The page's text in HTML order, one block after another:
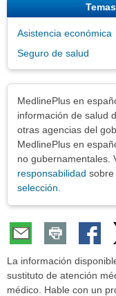
Asistencia económica
Seguro de salud
MedlinePlus en
información de salud
otras agencias del
MedlinePlus en
no gubernamentales.
responsabilidad sobre
selección
La información
sustituto de atención
médico. Hable con un